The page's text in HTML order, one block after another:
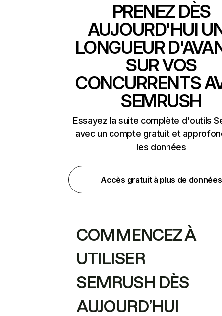
PRENEZ DÈS
AUJOURD'HUI
LONGUEUR
SUR VOS
CONCURRENTS
SEMRUSH
Essayez la suite complète d'outils
avec un compte gratuit et
les données
Accès gratuit à plus de données
COMMENCEZ À
UTILISER
SEMRUSH DÈS
AUJOURD’HUI